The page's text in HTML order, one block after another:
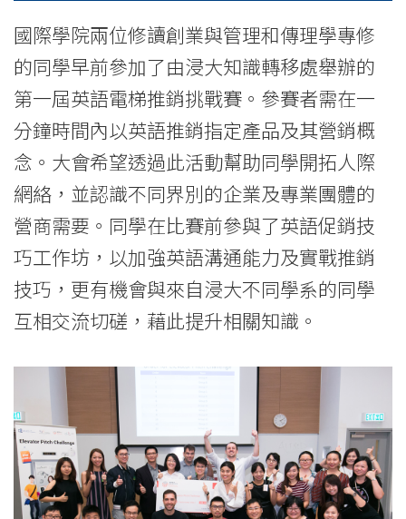
Hong
Kong
Baptist
University
國際學院兩位修讀創業與管理和傳理學專修
的同學早前參加了由浸大知識轉移處舉辦的
第一屆英語電梯推銷挑戰賽。參賽者需在一
分鐘時間內以英語推銷指定產品及其營銷概
念。大會希望透過此活動幫助同學開拓人際
網絡，並認識不同界別的企業及專業團體的
營商需要。同學在比賽前參與了英語促銷技
巧工作坊，以加強英語溝通能力及實戰推銷
技巧，更有機會與來自浸大不同學系的同學
互相交流切磋，藉此提升相關知識。